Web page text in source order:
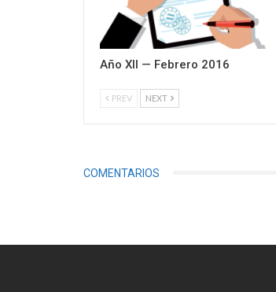
Año XII — Febrero 2016
PREV NEXT
COMENTARIOS